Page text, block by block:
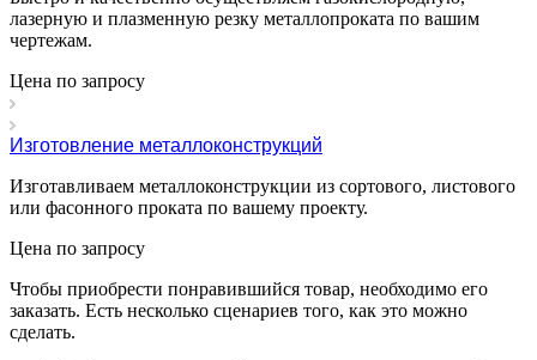
лазерную и плазменную резку металлопроката по вашим
чертежам.
Цена по запросу
Изготовление металлоконструкций
Изготавливаем металлоконструкции из сортового, листового
или фасонного проката по вашему проекту.
Цена по запросу
Чтобы приобрести понравившийся товар, необходимо его
заказать. Есть несколько сценариев того, как это можно
сделать.